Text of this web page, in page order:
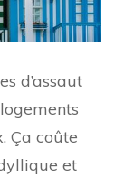
d’assaut
Ça coûte
et